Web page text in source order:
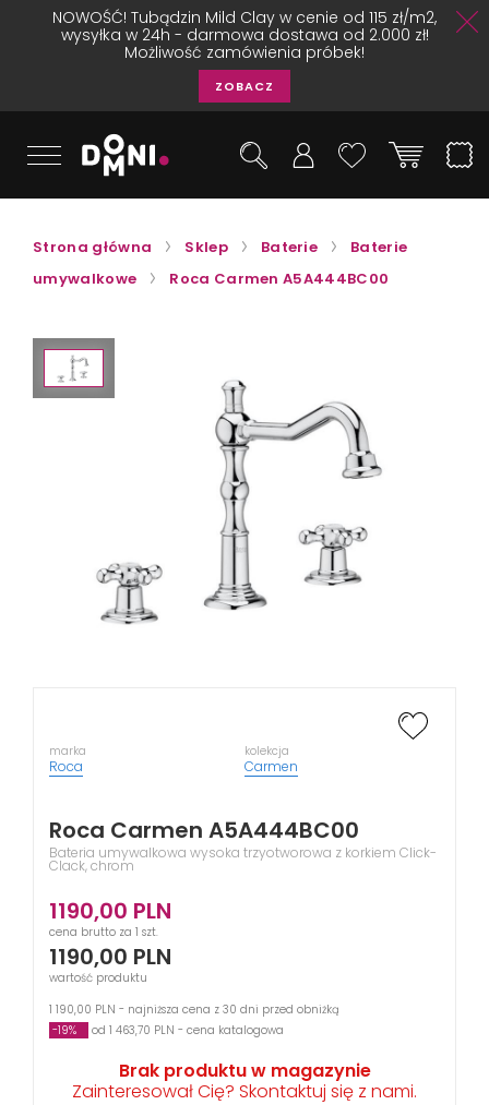
NOWOŚĆ! Tubądzin Mild Clay w cenie od 115 zł/m2,
wysyłka w 24h - darmowa dostawa od 2.000 zł!
Możliwość zamówienia próbek!
ZOBACZ
Strona główna Sklep Baterie
Baterie
umywalkowe
Roca Carmen A5A444BC00
marka
Roca
kolekcja
Carmen
Roca Carmen A5A444BC00
Bateria umywalkowa wysoka trzyotworowa z korkiem Click-
Clack, chrom
1190,00 PLN
cena brutto za 1 szt.
1190,00 PLN
wartość produktu
1 190,00 PLN - najniższa cena z 30 dni przed obniżką
-19%
od 1 463,70 PLN - cena katalogowa
Brak produktu w magazynie
Zainteresował Cię? Skontaktuj się z nami.